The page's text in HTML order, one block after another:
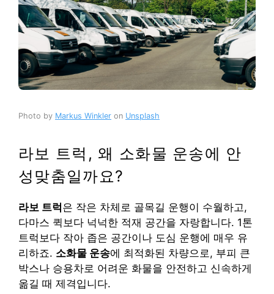
Photo by Markus Winkler on Unsplash
라보 트럭, 왜 소화물 운송에 안
성맞춤일까요?
라보 트럭은 작은 차체로 골목길 운행이 수월하고,
다마스 퀵보다 넉넉한 적재 공간을 자랑합니다. 1톤
트럭보다 작아 좁은 공간이나 도심 운행에 매우 유
리하죠. 소화물 운송에 최적화된 차량으로, 부피 큰
박스나 승용차로 어려운 화물을 안전하고 신속하게
옮길 때 제격입니다.